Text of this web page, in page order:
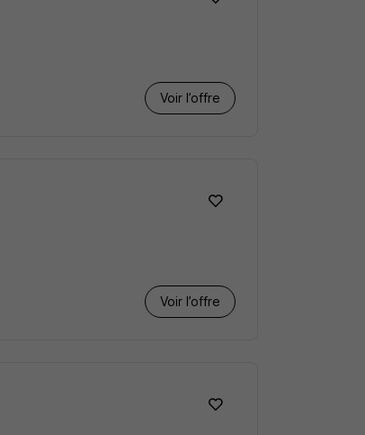
Voir l’offre
Voir l’offre